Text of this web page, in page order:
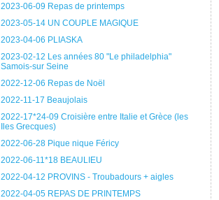
2023-06-09 Repas de printemps
2023-05-14 UN COUPLE MAGIQUE
2023-04-06 PLIASKA
2023-02-12 Les années 80 "Le philadelphia"
Samois-sur Seine
2022-12-06 Repas de Noël
2022-11-17 Beaujolais
2022-17*24-09 Croisière entre Italie et Grèce (les
Iles Grecques)
2022-06-28 Pique nique Féricy
2022-06-11*18 BEAULIEU
2022-04-12 PROVINS - Troubadours + aigles
2022-04-05 REPAS DE PRINTEMPS